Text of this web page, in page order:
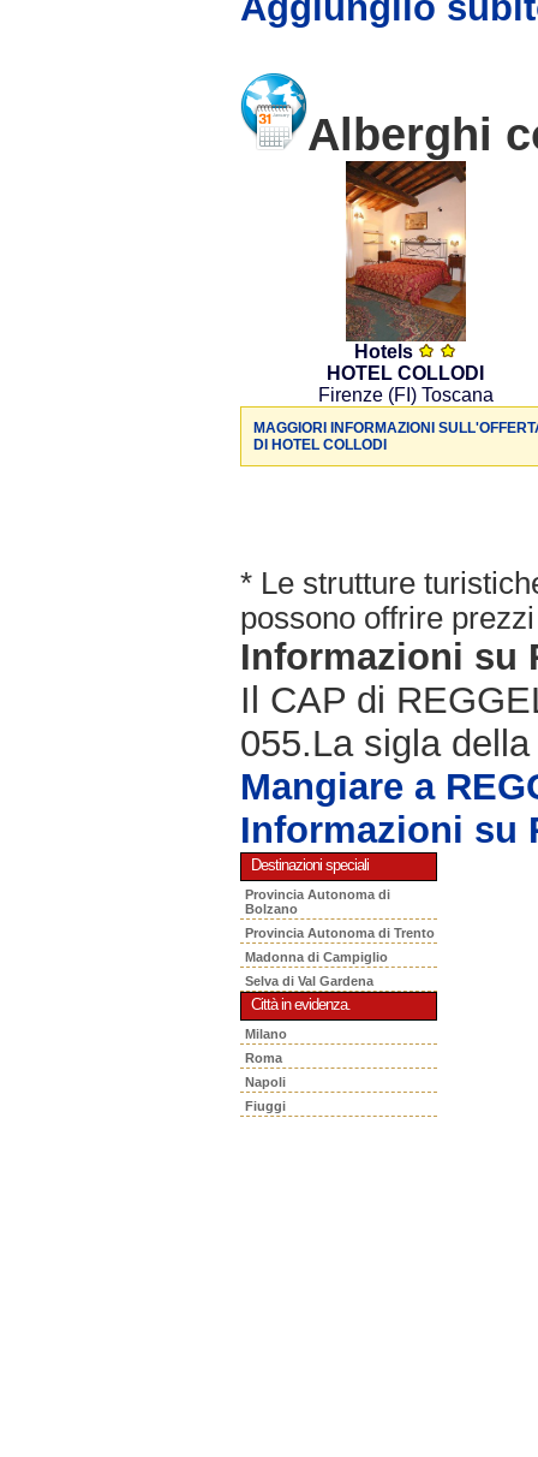
Alberghi
Hotels
HOTEL COLLODI
Firenze (FI) Toscana
MAGGIORI INFORMAZIONI
DI HOTEL COLLODI
* Le strutture
possono offrire
Informazioni su
Il CAP di
055.La sigla
Mangiare a
Informazioni su
Destinazioni speciali
Provincia Autonoma di
Bolzano
Provincia Autonoma di Trento
Madonna di Campiglio
Selva di Val Gardena
Città in evidenza.
Milano
Roma
Napoli
Fiuggi